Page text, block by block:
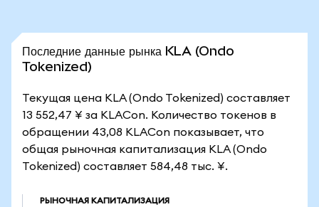
Последние данные рынка KLA (Ondo
Tokenized)
Текущая цена KLA (Ondo Tokenized) составляет
13 552,47 ¥ за KLACon. Количество токенов в
обращении 43,08 KLACon показывает, что
общая рыночная капитализация KLA (Ondo
Tokenized) составляет 584,48 тыс. ¥.
РЫНОЧНАЯ КАПИТАЛИЗАЦИЯ